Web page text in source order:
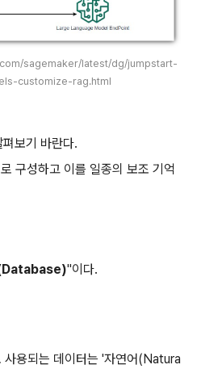
sagemaker/latest/dg/jumpstart-
customize-rag.html
보기 바란다.
구성하고 이를 일종의 보조 기억
(Database)"이다.
용되는 데이터는 '자연어(Natura